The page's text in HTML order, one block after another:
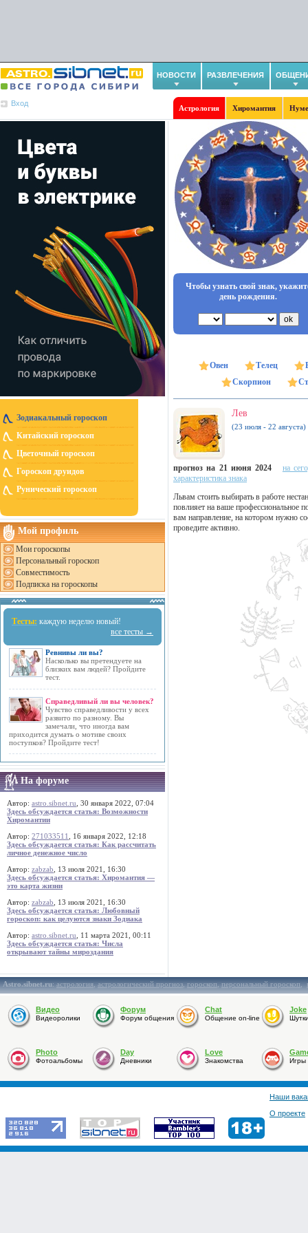
НОВОСТИ РАЗВЛЕЧЕНИЯ
Вход
Астрология Хиромантия
Зодиакальный гороскоп
Китайский гороскоп
Цветочный гороскоп
Гороскоп друидов
Рунический гороскоп
Мой профиль
Мои гороскопы
Персональный гороскоп
Совместимость
Подписка на гороскопы
Тесты: каждую неделю новый!
все тесты →
Ревнивы ли вы?
Насколько вы претендуете на
близких вам людей? Пройдите
тест.
Справедливый ли вы человек?
Чувство справедливости у всех
развито по разному. Вы
замечали, что иногда вам
приходится думать о мотиве своих
поступков? Пройдите тест!
На форуме
Автор: astro.sibnet.ru , 30 января 2022, 07:04
Здесь обсуждается статья: Возможности
Хиромантии
Автор: 271033511
, 16 января 2022, 12:18
Здесь обсуждается статья: Как рассчитать
личное денежное число
Автор: zabzab , 13 июля 2021, 16:30
Здесь обсуждается статья: Хиромантия —
это карта жизни
Автор: zabzab , 13 июля 2021, 16:30
Здесь обсуждается статья: Любовный
гороскоп: как целуются знаки Зодиака
Автор: astro.sibnet.ru , 11 марта 2021, 00:11
Здесь обсуждается статья: Числа
открывают тайны мироздания
Чтобы узнать свой знак,
день рождения.
Овен Телец
Скорпион
Лев
(23 июля - 22 августа)
прогноз на 21 июня 2024
на
характеристика знака
Львам стоить выбирать в работе
повлияет на ваше профессиональное
вам направление, на котором нужно
проведите активно.
Astro.sibnet.ru:астрология,астрологический прогноз,гороскоп,персональный гороскоп,
Видео
Видеоролики
Форум
Форум общения
Chat
Общение on-line
Joke
Photo
Фотоальбомы
Day
Дневники
Love
Знакомства Игры
Наши
О проекте